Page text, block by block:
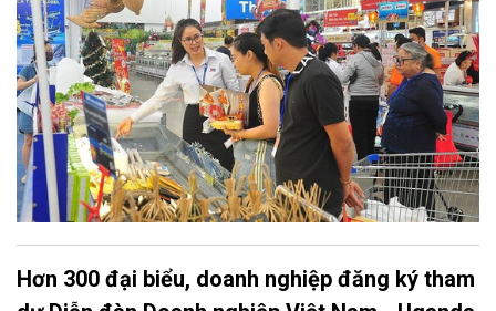
hỗ trợ người tiêu dùng đến gần người dân hơn.
Hơn 300 đại biểu, doanh nghiệp đăng ký tham